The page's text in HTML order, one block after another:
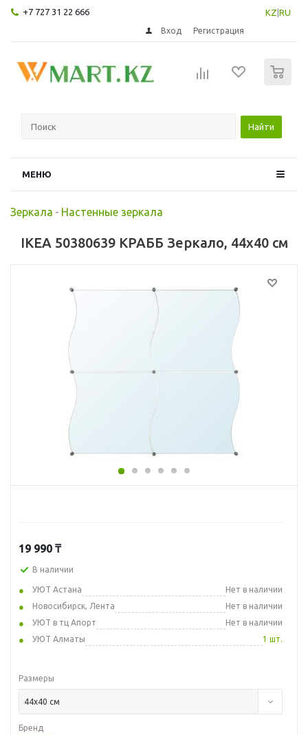
+7 727 31 22 666 KZ RU
Вход Регистрация
Найти
МЕНЮ
Зеркала - Настенные зеркала
IKEA 50380639 КРАББ Зеркало, 44x40 см
19 990 ₸
В наличии
УЮТ Астана
Нет в наличии
Новосибирск, Лента
Нет в наличии
УЮТ в тц Апорт
Нет в наличии
УЮТ Алматы
1 шт.
Размеры
44x40 см
Бренд